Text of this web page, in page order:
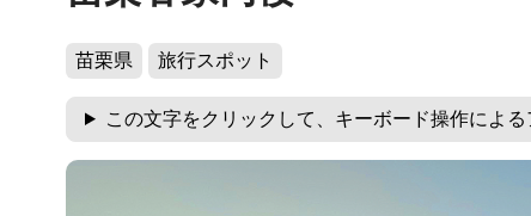
苗栗県 旅行スポット
この文字をクリックして、キーボード操作による